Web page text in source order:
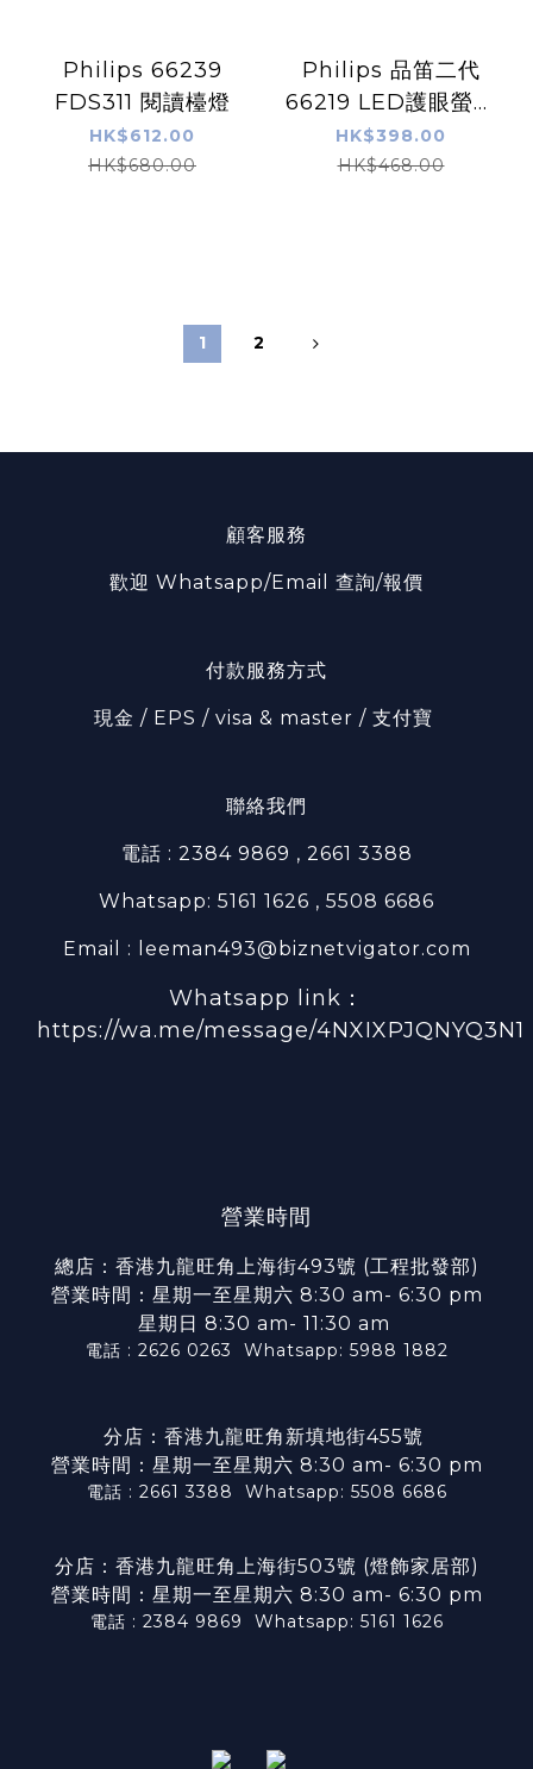
Philips 66239
FDS311 閱讀檯燈
HK$612.00
HK$680.00
Philips 品笛二代
66219 LED護眼螢幕
掛燈
HK$398.00
HK$468.00
1 2
顧客服務
歡迎 Whatsapp/Email 查詢/報價
付款服務方式
現金 / EPS / visa & master / 支付寶
聯絡我們
電話 : 2384 9869 , 2661 3388
Whatsapp: 5161 1626 , 5508 6686
Email : leeman493@biznetvigator.com
Whatsapp link：
https://wa.me/message/4NXIXPJQNYQ3N1
營業時間
總店：香港九龍旺角上海街493號 (工程批發部)
營業時間：星期一至星期六 8:30 am- 6:30 pm
星期日 8:30 am- 11:30 am
電話 : 2626 0263 Whatsapp: 5988 1882
分店：香港九龍旺角新填地街455號
營業時間：星期一至星期六 8:30 am- 6:30 pm
電話 : 2661 3388 Whatsapp: 5508 6686
分店：香港九龍旺角上海街503號 (燈飾家居部)
營業時間：星期一至星期六 8:30 am- 6:30 pm
電話 : 2384 9869 Whatsapp: 5161 1626